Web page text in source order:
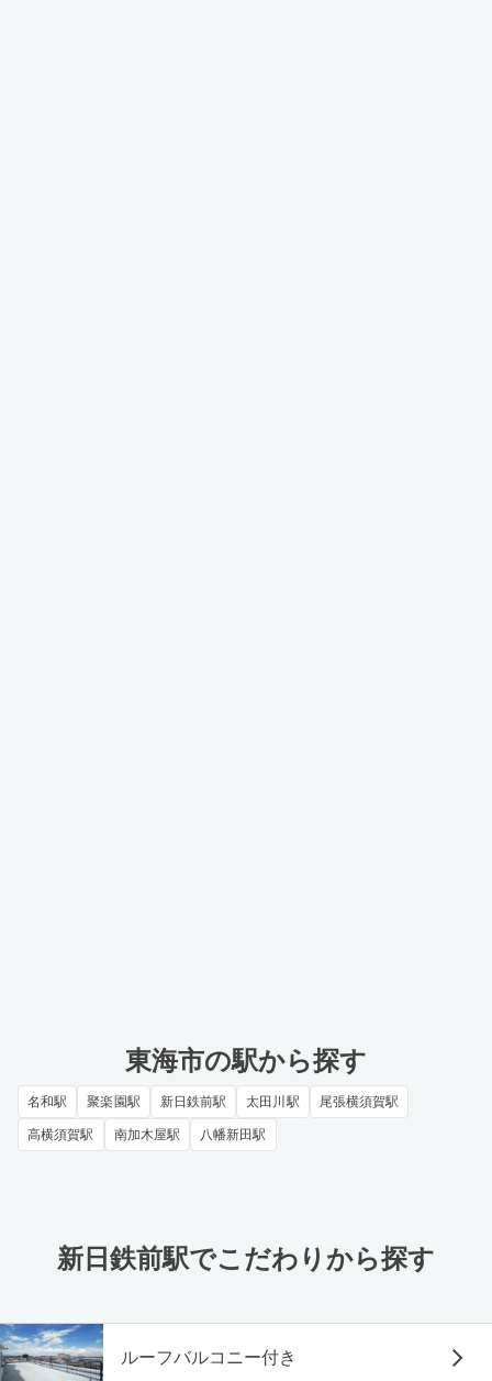
東海市の駅から探す
名和駅 聚楽園駅 新日鉄前駅 太田川駅 尾張横須賀駅
高横須賀駅 南加木屋駅 八幡新田駅
新日鉄前駅でこだわりから探す
ルーフバルコニー付き